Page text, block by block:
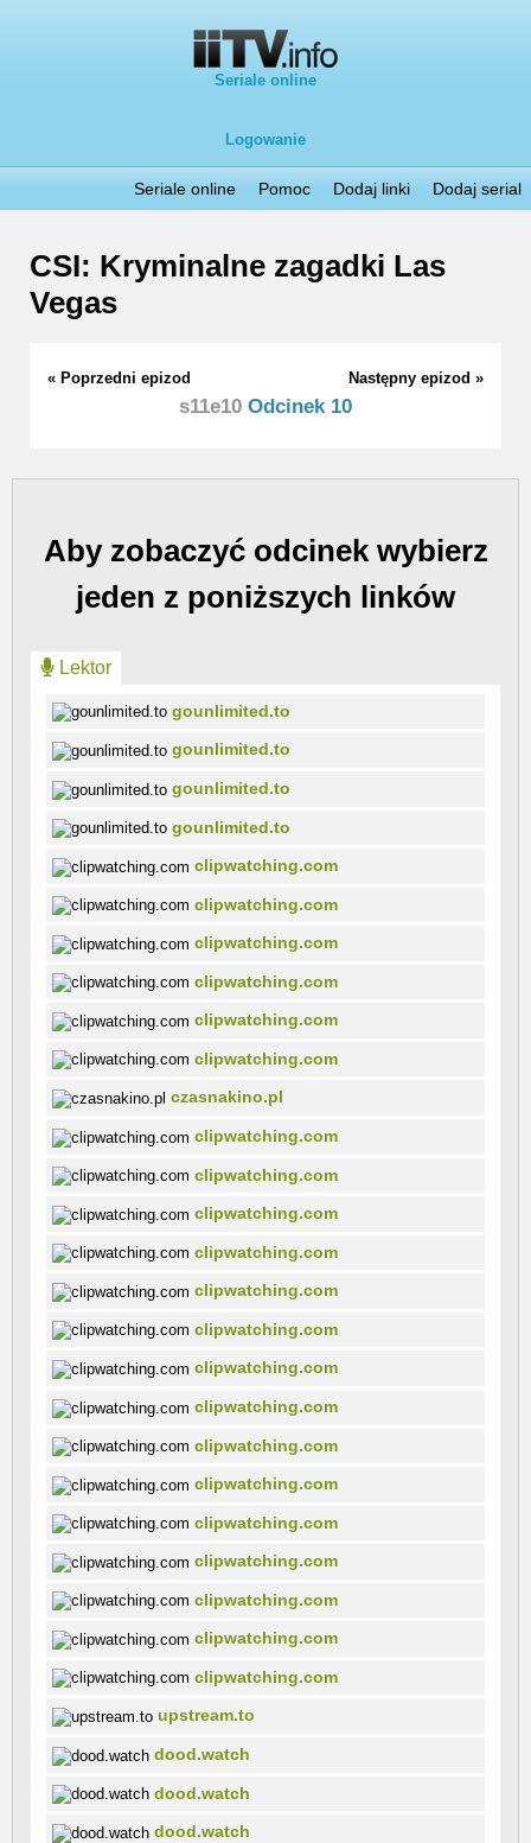
Seriale online
Logowanie
Seriale online Pomoc Dodaj linki Dodaj serial
CSI: Kryminalne zagadki Las
Vegas
« Poprzedni epizod Następny epizod »
s11e10 Odcinek 10
Aby zobaczyć odcinek wybierz
jeden z poniższych linków
Lektor
gounlimited.to
gounlimited.to
gounlimited.to
gounlimited.to
clipwatching.com
clipwatching.com
clipwatching.com
clipwatching.com
clipwatching.com
clipwatching.com
czasnakino.pl
clipwatching.com
clipwatching.com
clipwatching.com
clipwatching.com
clipwatching.com
clipwatching.com
clipwatching.com
clipwatching.com
clipwatching.com
clipwatching.com
clipwatching.com
clipwatching.com
clipwatching.com
clipwatching.com
clipwatching.com
upstream.to
dood.watch
dood.watch
dood.watch